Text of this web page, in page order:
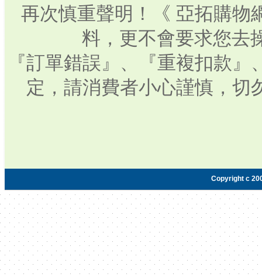
再次慎重聲明！《 亞拓購物
料，更不會要求您去
『訂單錯誤』、『重複扣款
定，請消費者小心謹慎，切
Copyright c